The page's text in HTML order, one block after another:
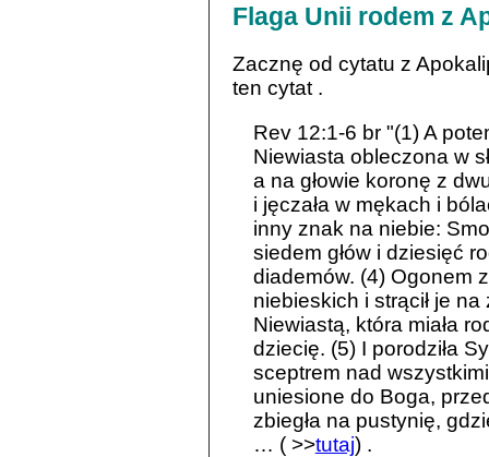
Flaga Unii rodem z
Zacznę od cytatu z
ten cytat .
Rev 12:1-6 br "(1) A
Niewiasta obleczona w
a na głowie koronę z
i jęczała w mękach i
inny znak na niebie:
siedem głów i dziesięć
diademów. (4) Ogonem
niebieskich i strącił je
Niewiastą, która miała
dziecię. (5) I porodziła
sceptrem nad
uniesione do Boga,
zbiegła na pustynię,
… ( >>tutaj) .